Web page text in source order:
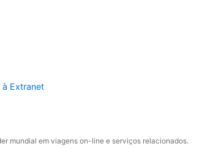
Extranet
mundial em viagens on-line e serviços relacionados.